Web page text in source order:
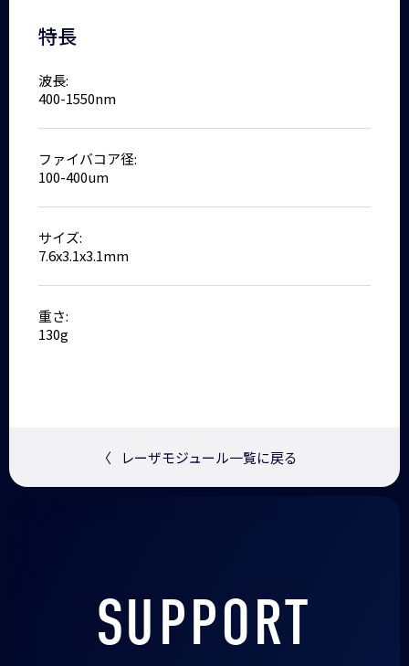
特長
波長:
400-1550nm
ファイバコア径:
100-400um
サイズ:
7.6x3.1x3.1mm
重さ:
130g
〈 レーザモジュール一覧に戻る
SUPPORT